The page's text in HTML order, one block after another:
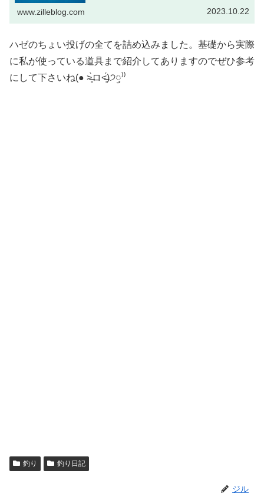
www.zilleblog.com 2023.10.22
ハゼのちょい投げの全てを詰め込みました。基礎から実際
に私が使っている道具まで紹介してありますのでぜひ参考
にして下さいね(● ˃̶͈̀ロ˂̶͈́)੭ꠥ⁾⁾
釣り 釣り日記
ジル